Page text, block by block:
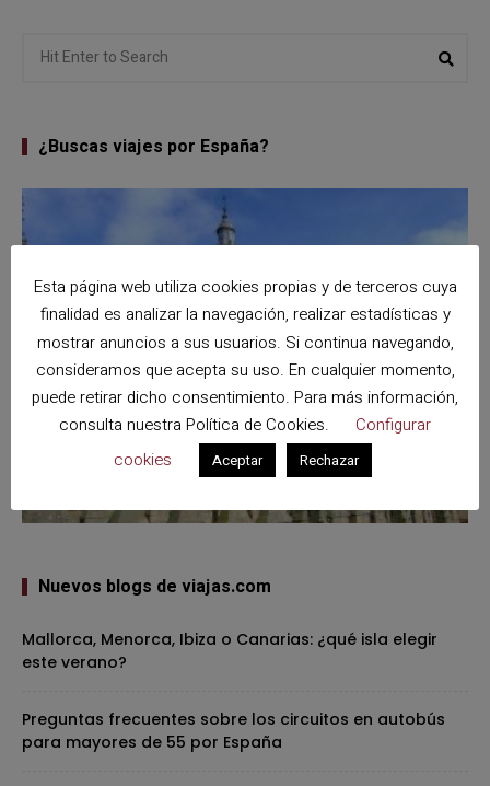
for:
¿Buscas viajes por España?
Nuevos blogs de viajas.com
Mallorca, Menorca, Ibiza o Canarias: ¿qué isla elegir
este verano?
Preguntas frecuentes sobre los circuitos en autobús
para mayores de 55 por España
Esta página web utiliza cookies propias y de terceros cuya
finalidad es analizar la navegación, realizar estadísticas y
mostrar anuncios a sus usuarios. Si continua navegando,
consideramos que acepta su uso. En cualquier momento,
puede retirar dicho consentimiento. Para más información,
consulta nuestra Política de Cookies.
Configurar
cookies
Aceptar Rechazar